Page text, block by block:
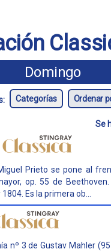
Domingo
Ordenar
Se
Prieto se pone al
op. 55 de
Es la primera ob...
nº 3 de Gustav Mahler